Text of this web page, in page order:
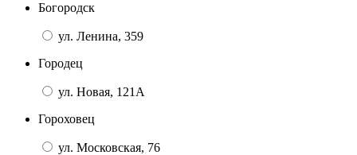
Богородск
ул. Ленина, 359
Городец
ул. Новая, 121А
Гороховец
ул. Московская, 76